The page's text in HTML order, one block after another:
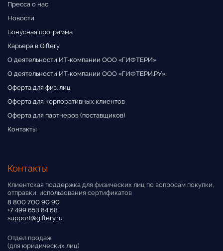
Пресса о нас
Новости
Бонусная программа
Карьера в Giftery
О деятельности ИТ-компании ООО «ГИФТЕРИ»
О деятельности ИТ-компании ООО «ГИФТЕРИ.РУ»
Оферта для физ. лиц
Оферта для корпоративных клиентов
Оферта для партнеров (поставщиков)
Контакты
Контакты
Клиентская поддержка для физических лиц по вопросам покупки,
отправки, использования сертификатов
8 800 700 90 90
+7 499 653 84 68
support@giftery.ru
Отдел продаж
(для юридических лиц)